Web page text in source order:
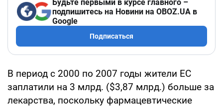
Будьте первыми в курсе главного –
подпишитесь на Новини на OBOZ.UA в
Google
Подписаться
В период с 2000 по 2007 годы жители ЕС
заплатили на 3 млрд. ($3,87 млрд.) больше за
лекарства, поскольку фармацевтические